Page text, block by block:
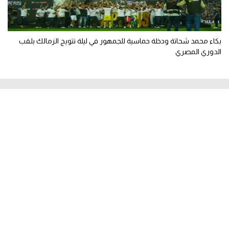
بكاء محمد شحاتة ودخلة حماسية للجمهور في ليلة تتويج الزمالك بلقب
الدوري المصري